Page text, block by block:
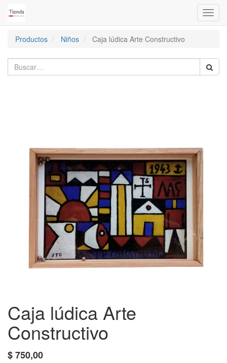
Productos
Niños Caja lúdica Arte Constructivo
Caja lúdica Arte
Constructivo
$750,00